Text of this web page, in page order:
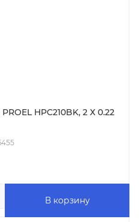
HPC210BK, 2 Х 0.22
В корзину